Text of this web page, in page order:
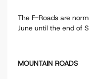
The F-Roads are
June until the end of
MOUNTAIN ROADS